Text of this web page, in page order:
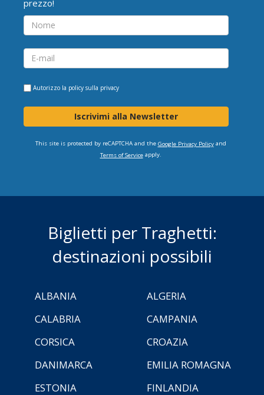
prezzo!
Autorizzo la policy sulla privacy
Iscrivimi alla Newsletter
This site is protected by reCAPTCHA and the Google Privacy Policyand
Terms of Serviceapply.
Biglietti per Traghetti:
destinazioni possibili
ALBANIA
ALGERIA
CALABRIA
CAMPANIA
CORSICA
CROAZIA
DANIMARCA
EMILIA ROMAGNA
ESTONIA
FINLANDIA